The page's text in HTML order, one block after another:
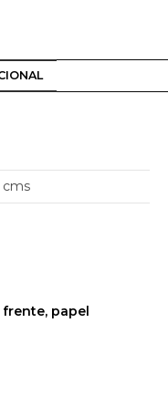
cms
frente, papel